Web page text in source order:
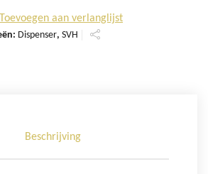
Toevoegen aan verlanglijst
Dispenser, SVH
Beschrijving